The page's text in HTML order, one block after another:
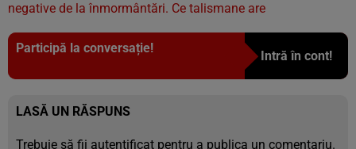
negative de la înmormântări. Ce talismane are
Participă la conversație!
Intră în cont!
LASĂ UN RĂSPUNS
Trebuie să fii autentificat pentru a publica un comentariu.